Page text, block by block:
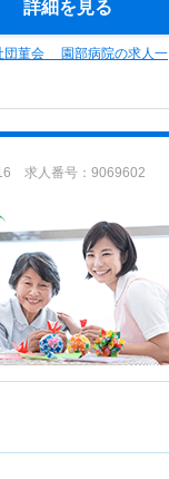
詳細を見る
団菫会 園部病院の求人一
求人番号：9069602